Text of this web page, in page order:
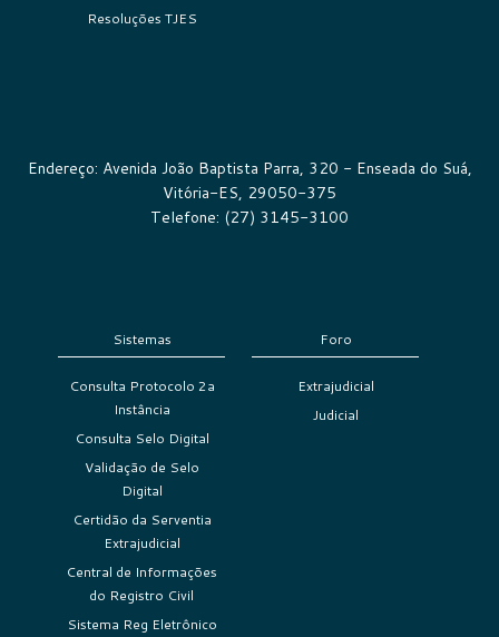
Resoluções TJES
Endereço: Avenida João Baptista Parra, 320 - Enseada do Suá,
Vitória-ES, 29050-375
Telefone: (27) 3145-3100
Sistemas
Consulta Protocolo 2a
Instância
Consulta Selo Digital
Validação de Selo
Digital
Certidão da Serventia
Extrajudicial
Central de Informações
do Registro Civil
Sistema Reg Eletrônico
Foro
Extrajudicial
Judicial